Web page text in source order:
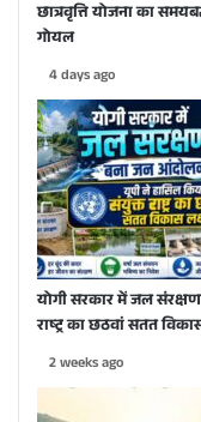
छात्रवृत्ति योजना का
गोयल
4 days ago
योगी सरकार में जल
राष्ट्र का छठवां सतत
2 weeks ago